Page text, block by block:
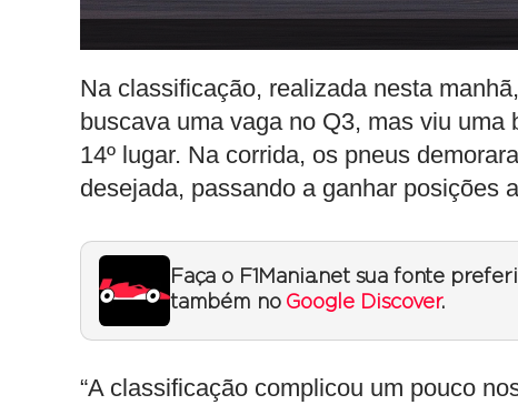
Na classificação, realizada nesta
buscava uma vaga no Q3, mas viu
14º lugar. Na corrida, os pneus
desejada, passando a ganhar posições
Faça o F1Mania.net sua fonte
também no Google Discover.
“A classificação complicou um pouco